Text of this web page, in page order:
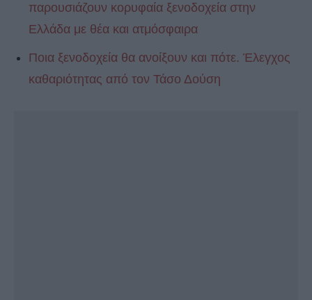
παρουσιάζουν κορυφαία ξενοδοχεία στην
Ελλάδα με θέα και ατμόσφαιρα
Ποια ξενοδοχεία θα ανοίξουν και πότε. Έλεγχος
καθαριότητας από τον Τάσο Δούση